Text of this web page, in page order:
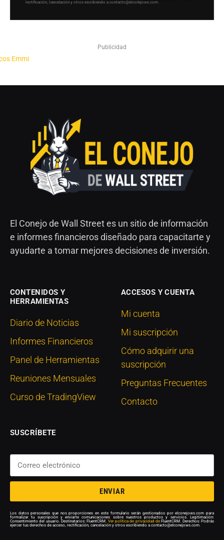
rectificación, cancelación y otros escribiendo a contacto@elconejows.com.
Publicidad
El Conejo de Wall Street es un sitio de información
e informes financieros diseñado para capacitarte y
ayudarte a tomar mejores decisiones de inversión.
CONTENIDOS Y
HERRAMIENTAS
Diario de Noticias
Informes Financieros
Panel de Herramientas
Reuniones Mensuales
Curso de TradingView
ACCESOS Y CUENTA
Mi cuenta
Mi suscripción
Cómo adquirir una
suscripción
Preguntas Frecuentes
Contacto
SUSCRÍBETE
ENVIAR
Los datos personales que nos proporciones en este formulario serán gestionados por elconejows.com para
formalizar tu suscripción y enviarte comunicaciones sobre nuestros productos y servicios. Legitimación:
Consentimiento del usuario. Destinatarios: FluentCRM. Ver política de privacidad de FluentCRM. Derechos: Podrás
ejercer tus derechos de acceso, rectificación, cancelación y otros escribiendo a contacto@elconejows.com.